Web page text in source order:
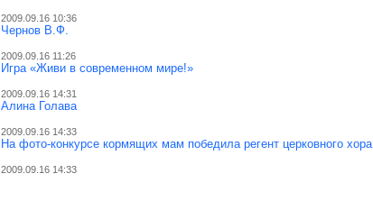
2009.09.16 10:36
Чернов В.Ф.
2009.09.16 11:26
Игра «Живи в современном мире!»
2009.09.16 14:31
Алина Голава
2009.09.16 14:33
На фото-конкурсе кормящих мам победила регент церковного хора
2009.09.16 14:33